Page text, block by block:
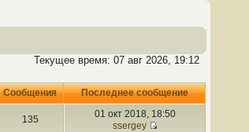
Текущее время: 07 авг 2026, 19:12
Сообщения Последнее сообщение
135
01 окт 2018, 18:50
ssergey